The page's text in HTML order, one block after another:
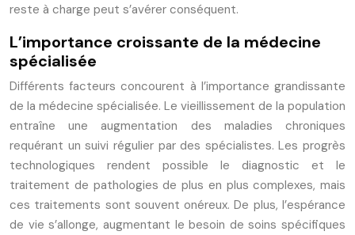
reste à charge peut s’avérer conséquent.
L’importance croissante de la médecine
spécialisée
Différents facteurs concourent à l’importance grandissante
de la médecine spécialisée. Le vieillissement de la population
entraîne une augmentation des maladies chroniques
requérant un suivi régulier par des spécialistes. Les progrès
technologiques rendent possible le diagnostic et le
traitement de pathologies de plus en plus complexes, mais
ces traitements sont souvent onéreux. De plus, l’espérance
de vie s’allonge, augmentant le besoin de soins spécifiques